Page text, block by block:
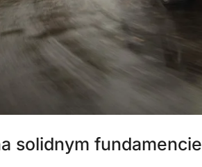
solidnym fundamencie